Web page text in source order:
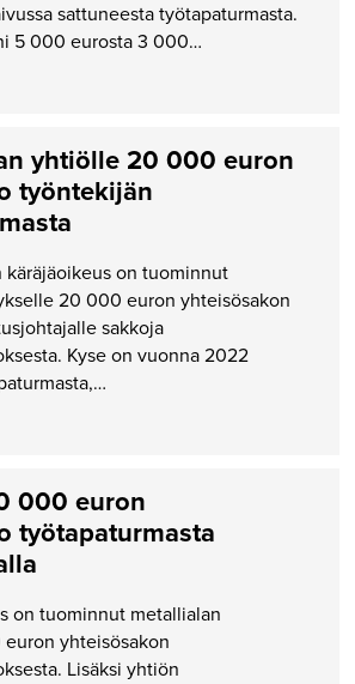
sattuneesta työtapaturmasta.
5 000 eurosta 3 000…
yhtiölle 20 000 euron
työntekijän
käräjäoikeus on tuominnut
20 000 euron yhteisösakon
sakkoja
Kyse on vuonna 2022
000 euron
työtapaturmasta
on tuominnut metallialan
yhteisösakon
Lisäksi yhtiön